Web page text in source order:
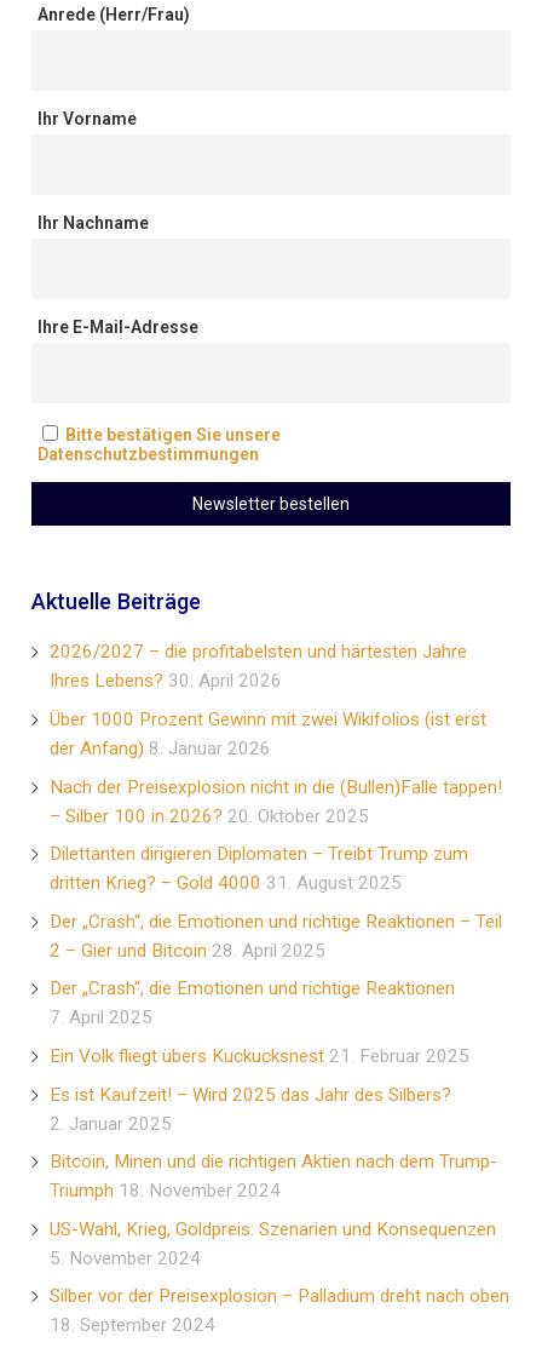
Anrede (Herr/Frau)
Ihr Vorname
Ihr Nachname
Ihre E-Mail-Adresse
Bitte bestätigen Sie unsere
Datenschutzbestimmungen
Aktuelle Beiträge
2026/2027 – die profitabelsten und härtesten Jahre
Ihres Lebens? 30. April 2026
Über 1000 Prozent Gewinn mit zwei Wikifolios (ist erst
der Anfang) 8. Januar 2026
Nach der Preisexplosion nicht in die (Bullen)Falle tappen!
– Silber 100 in 2026? 20. Oktober 2025
Dilettanten dirigieren Diplomaten – Treibt Trump zum
dritten Krieg? – Gold 4000 31. August 2025
Der „Crash“, die Emotionen und richtige Reaktionen – Teil
2 – Gier und Bitcoin 28. April 2025
Der „Crash“, die Emotionen und richtige Reaktionen
7. April 2025
Ein Volk fliegt übers Kuckucksnest 21. Februar 2025
Es ist Kaufzeit! – Wird 2025 das Jahr des Silbers?
2. Januar 2025
Bitcoin, Minen und die richtigen Aktien nach dem Trump-
Triumph 18. November 2024
US-Wahl, Krieg, Goldpreis: Szenarien und Konsequenzen
5. November 2024
Silber vor der Preisexplosion – Palladium dreht nach oben
18. September 2024